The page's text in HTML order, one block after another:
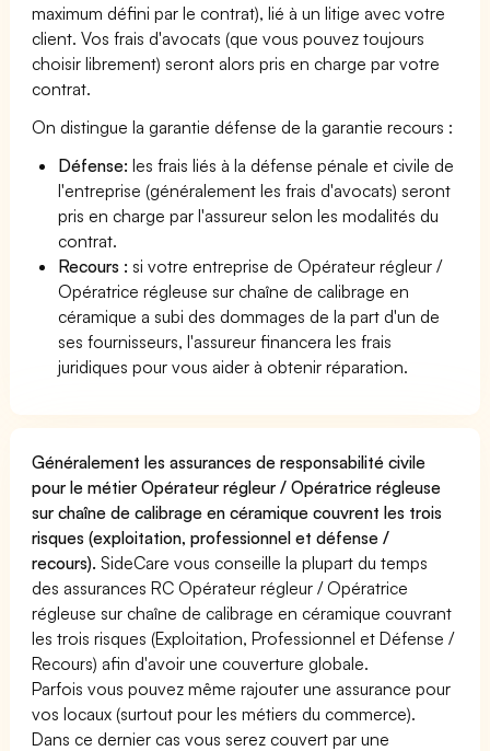
maximum défini par le contrat), lié à un litige avec votre
client. Vos frais d'avocats (que vous pouvez toujours
choisir librement) seront alors pris en charge par votre
contrat.
On distingue la garantie défense de la garantie recours :
Défense: les frais liés à la défense pénale et civile de
l'entreprise (généralement les frais d'avocats) seront
pris en charge par l'assureur selon les modalités du
contrat.
Recours : si votre entreprise de Opérateur régleur /
Opératrice régleuse sur chaîne de calibrage en
céramique a subi des dommages de la part d'un de
ses fournisseurs, l'assureur financera les frais
juridiques pour vous aider à obtenir réparation.
Généralement les assurances de responsabilité civile
pour le métier Opérateur régleur / Opératrice régleuse
sur chaîne de calibrage en céramique couvrent les trois
risques (exploitation, professionnel et défense /
recours). SideCare vous conseille la plupart du temps
des assurances RC Opérateur régleur / Opératrice
régleuse sur chaîne de calibrage en céramique couvrant
les trois risques (Exploitation, Professionnel et Défense /
Recours) afin d'avoir une couverture globale.
Parfois vous pouvez même rajouter une assurance pour
vos locaux (surtout pour les métiers du commerce).
Dans ce dernier cas vous serez couvert par une